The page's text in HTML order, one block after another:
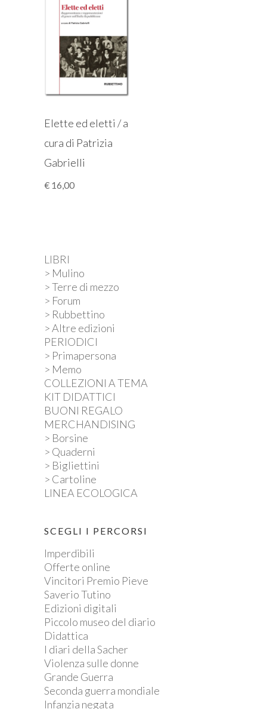
Elette ed eletti / a
cura di Patrizia
Gabrielli
€ 16,00
LIBRI
> Mulino
> Terre di mezzo
> Forum
> Rubbettino
> Altre edizioni
PERIODICI
> Primapersona
> Memo
COLLEZIONI A TEMA
KIT DIDATTICI
BUONI REGALO
MERCHANDISING
> Borsine
> Quaderni
> Bigliettini
> Cartoline
LINEA ECOLOGICA
SCEGLI I PERCORSI
Imperdibili
Offerte online
Vincitori Premio Pieve
Saverio Tutino
Edizioni digitali
Piccolo museo del diario
Didattica
I diari della Sacher
Violenza sulle donne
Grande Guerra
Seconda guerra mondiale
Infanzia negata